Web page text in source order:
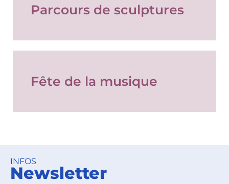
Parcours de sculptures
Fête de la musique
INFOS
Newsletter